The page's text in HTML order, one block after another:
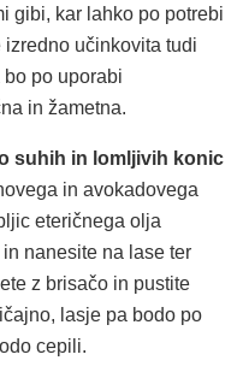
gibi, kar lahko po potrebi
učinkovita tudi
bo po uporabi
in žametna.
suhih in lomljivih konic
in avokadovega
eteričnega olja
nanesite na lase ter
z brisačo in pustite
lasje pa bodo po
cepili.